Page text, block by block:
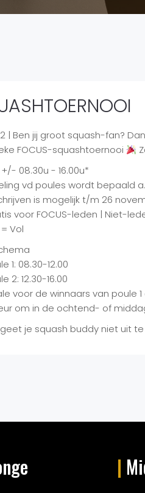
| Ben jij groot squash-fan?
FOCUS-squashtoernooi
+/- 08.30u - 16.00u*
vd poules wordt bepaald
is mogelijk t/m 26
voor FOCUS-leden | Niet-
Vol
1: 08.30-12.00
2: 12.30-16.00
voor de winnaars van poule 1
om in de ochtend- of
je squash buddy niet uit
|